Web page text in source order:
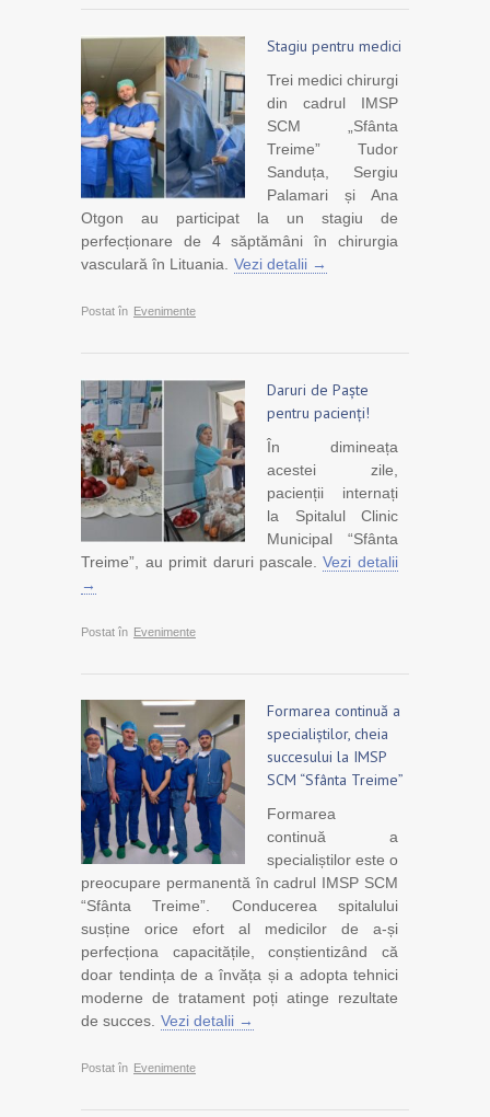
Stagiu pentru medici
Trei medici chirurgi
din cadrul IMSP
SCM „Sfânta
Treime” Tudor
Sanduța, Sergiu
Palamari și Ana
Otgon au participat la un stagiu de
perfecționare de 4 săptămâni în chirurgia
vasculară în Lituania.
Vezi detalii →
Postat în Evenimente
Daruri de Paște
pentru pacienți!
În dimineața
acestei zile,
pacienții internați
la Spitalul Clinic
Municipal “Sfânta
Treime”, au primit daruri pascale.
Vezi detalii
→
Postat în Evenimente
Formarea continuă a
specialiștilor, cheia
succesului la IMSP
SCM “Sfânta Treime”
Formarea
continuă a
specialiștilor este o
preocupare permanentă în cadrul IMSP SCM
“Sfânta Treime”. Conducerea spitalului
susține orice efort al medicilor de a-și
perfecționa capacitățile, conștientizând că
doar tendința de a învăța și a adopta tehnici
moderne de tratament poți atinge rezultate
de succes. Vezi detalii →
Postat în Evenimente